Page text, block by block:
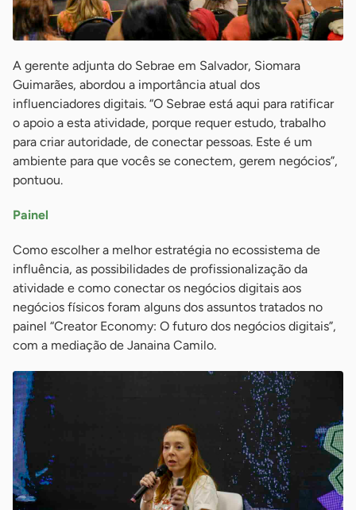
A gerente adjunta do Sebrae em Salvador, Siomara
Guimarães, abordou a importância atual dos
influenciadores digitais. “O Sebrae está aqui para ratificar
o apoio a esta atividade, porque requer estudo, trabalho
para criar autoridade, de conectar pessoas. Este é um
ambiente para que vocês se conectem, gerem negócios”,
pontuou.
Painel
Como escolher a melhor estratégia no ecossistema de
influência, as possibilidades de profissionalização da
atividade e como conectar os negócios digitais aos
negócios físicos foram alguns dos assuntos tratados no
painel “Creator Economy: O futuro dos negócios digitais”,
com a mediação de Janaina Camilo.